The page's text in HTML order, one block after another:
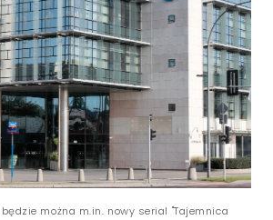
można m.in. nowy serial "Tajemnica